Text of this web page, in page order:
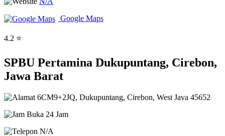
Google Maps
4.2 ⭐
SPBU Pertamina Dukupuntang, Cirebon,
Jawa Barat
6CM9+2JQ, Dukupuntang, Cirebon, West Java 45652
Buka 24 Jam
N/A